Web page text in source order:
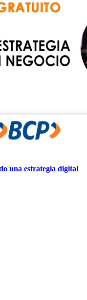
una estrategia digital